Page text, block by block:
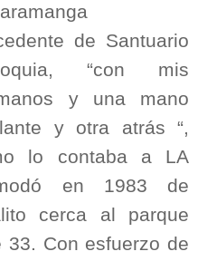
de Santuario
“con mis
y una mano
y otra atrás “,
lo contaba a LA
en 1983 de
cerca al parque
33. Con esfuerzo de